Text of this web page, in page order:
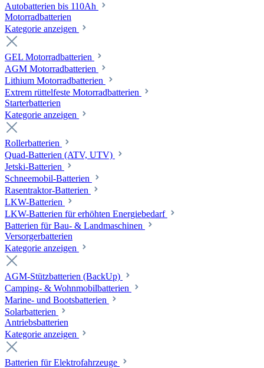
Autobatterien bis 110Ah
Motorradbatterien
Kategorie anzeigen
GEL Motorradbatterien
AGM Motorradbatterien
Lithium Motorradbatterien
Extrem rüttelfeste Motorradbatterien
Starterbatterien
Kategorie anzeigen
Rollerbatterien
Quad-Batterien (ATV, UTV)
Jetski-Batterien
Schneemobil-Batterien
Rasentraktor-Batterien
LKW-Batterien
LKW-Batterien für erhöhten Energiebedarf
Batterien für Bau- & Landmaschinen
Versorgerbatterien
Kategorie anzeigen
AGM-Stützbatterien (BackUp)
Camping- & Wohnmobilbatterien
Marine- und Bootsbatterien
Solarbatterien
Antriebsbatterien
Kategorie anzeigen
Batterien für Elektrofahrzeuge